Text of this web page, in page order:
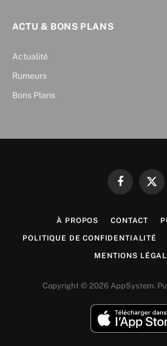
ACTU & BONS PLANS
Actualité
Rumeurs
Bons Plans
FacebookX
À PROPOS CONTACT
POLITIQUE DE CONFIDENTIALITÉ
MENTIONS
Copyright © 2026 AppSystem.